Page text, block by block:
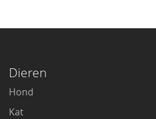
Dieren
Hond
Kat